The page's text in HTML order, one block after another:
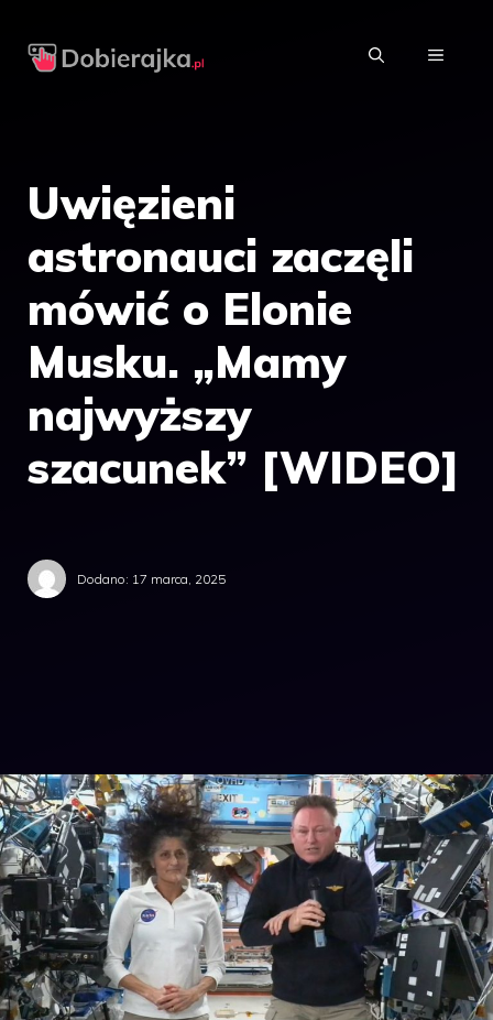
MENU
Uwięzieni
astronauci zaczęli
mówić o Elonie
Musku. „Mamy
najwyższy
szacunek” [WIDEO]
Dodano: 17 marca, 2025